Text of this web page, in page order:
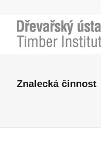
Znalecká činnost